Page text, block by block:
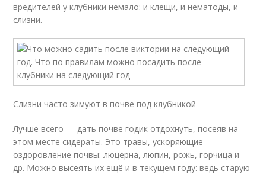
вредителей у клубники немало: и клещи, и нематоды, и
слизни.
Слизни часто зимуют в почве под клубникой
Лучше всего — дать почве годик отдохнуть, посеяв на
этом месте сидераты. Это травы, ускоряющие
оздоровление почвы: люцерна, люпин, рожь, горчица и
др. Можно высеять их ещё и в текущем году: ведь старую